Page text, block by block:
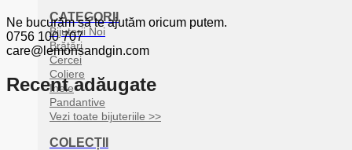
CATEGORII
Bijuterii Noi
Brățări
Cercei
Coliere
Inele
Pandantive
Vezi toate bijuteriile >>
COLECȚII
Ne bucurăm să te ajutăm oricum putem.
0756 100 707
care@lemonsandgin.com
Recent adăugate